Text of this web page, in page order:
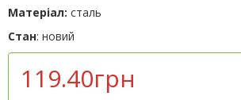
Матеріал: сталь
Стан: новий
119.40грн